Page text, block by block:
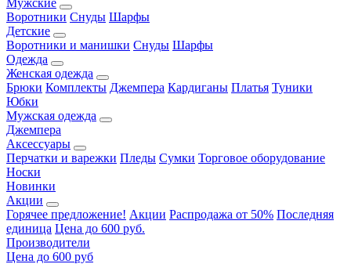
Мужские
Воротники Снуды Шарфы
Детские
Воротники и манишки Снуды Шарфы
Одежда
Женская одежда
Брюки Комплекты Джемпера Кардиганы Платья Туники
Юбки
Мужская одежда
Джемпера
Аксессуары
Перчатки и варежки Пледы Сумки Торговое оборудование
Носки
Новинки
Акции
Горячее предложение! Акции Распродажа от 50% Последняя
единица Цена до 600 руб.
Производители
Цена до 600 руб